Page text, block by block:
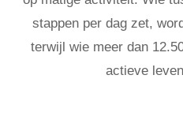
stappen per dag zet,
terwijl wie meer dan
actieve